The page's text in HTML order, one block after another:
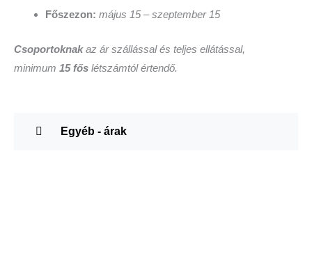
Főszezon: május 15 – szeptember 15
Csoportoknakaz ár szállással és teljes ellátással,
minimum 15 fős létszámtól értendő.
Egyéb - árak